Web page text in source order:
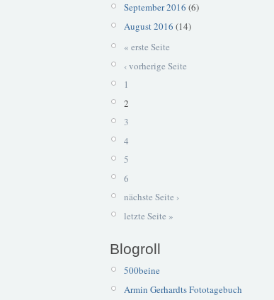
September 2016 (6)
August 2016 (14)
« erste Seite
‹ vorherige Seite
1
2
3
4
5
6
nächste Seite ›
letzte Seite »
Blogroll
500beine
Armin Gerhardts Fototagebuch